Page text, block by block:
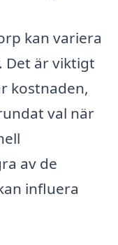
kan variera
Det är viktigt
kostnaden,
val när
av de
influera